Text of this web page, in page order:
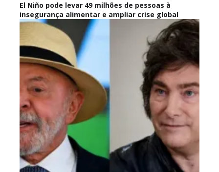
El Niño pode levar 49 milhões de pessoas à
insegurança alimentar e ampliar crise global